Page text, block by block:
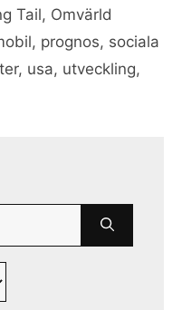
Tail, Omvärld
, prognos, sociala
, usa, utveckling,